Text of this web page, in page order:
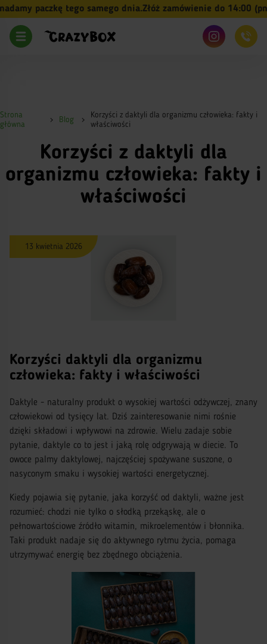
paczkę tego samego dnia. Złóż zamówienie do 14:00 (pn-
Strona
główna
Blog
Korzyści z daktyli dla organizmu człowieka: fakty i
właściwości
Korzyści z daktyli dla
organizmu człowieka: fakty i
właściwości
13 kwietnia 2026
Korzyści daktyli dla organizmu
człowieka: fakty i właściwości
Daktyle - naturalny produkt o wysokiej wartości odżywczej, znany
człowiekowi od tysięcy lat. Dziś zainteresowanie nimi rośnie
dzięki składowi i wpływowi na zdrowie. Wielu zadaje sobie
pytanie, daktyle co to jest i jaką rolę odgrywają w diecie. To
owoce palmy daktylowej, najczęściej spożywane suszone, o
nasyconym smaku i wysokiej wartości energetycznej.
Kiedy pojawia się pytanie, jaka korzyść od daktyli, ważne jest
rozumieć: chodzi nie tylko o słodką przekąskę, ale o
pełnowartościowe źródło witamin, mikroelementów i błonnika.
Taki produkt nadaje się do aktywnego rytmu życia, pomaga
utrzymywać energię bez zbędnego obciążenia.